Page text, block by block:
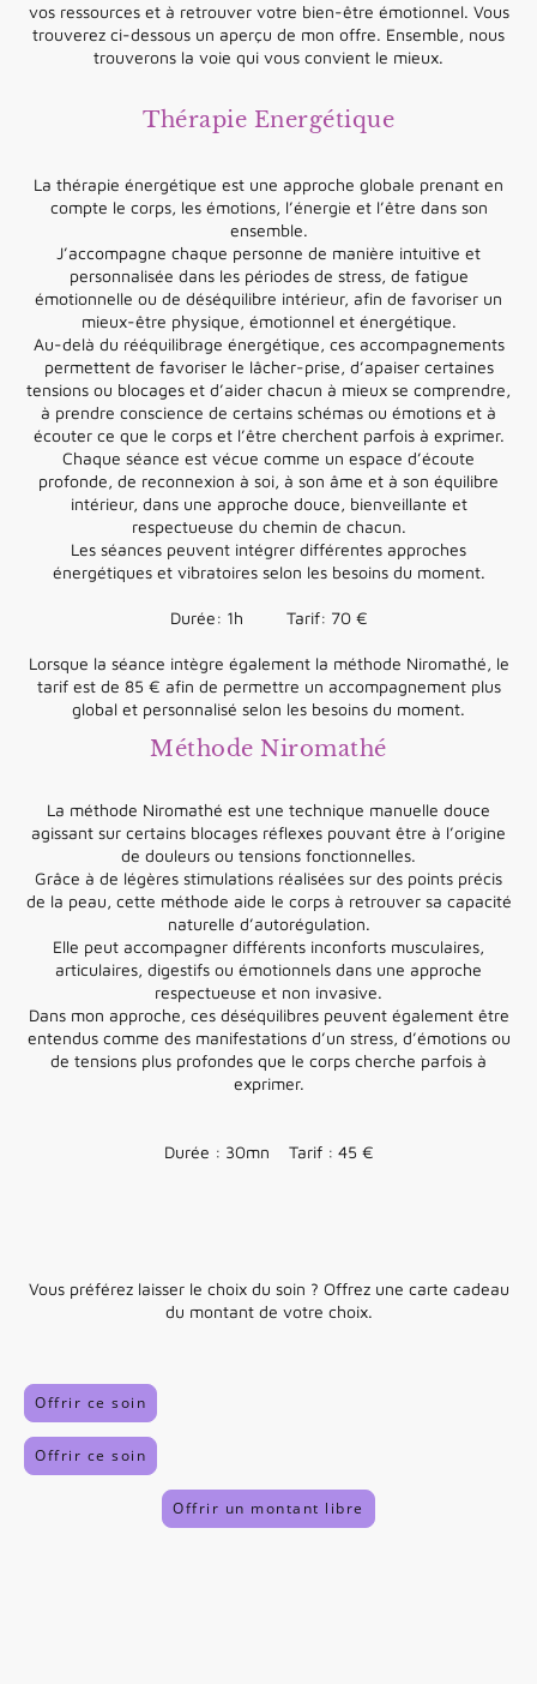
vos ressources et à retrouver votre bien-être émotionnel. Vous
trouverez ci-dessous un aperçu de mon offre. Ensemble, nous
trouverons la voie qui vous convient le mieux.
Thérapie Energétique
La thérapie énergétique est une approche globale prenant en
compte le corps, les émotions, l’énergie et l’être dans son
ensemble.
J’accompagne chaque personne de manière intuitive et
personnalisée dans les périodes de stress, de fatigue
émotionnelle ou de déséquilibre intérieur, afin de favoriser un
mieux-être physique, émotionnel et énergétique.
Au-delà du rééquilibrage énergétique, ces accompagnements
permettent de favoriser le lâcher-prise, d’apaiser certaines
tensions ou blocages et d’aider chacun à mieux se comprendre,
à prendre conscience de certains schémas ou émotions et à
écouter ce que le corps et l’être cherchent parfois à exprimer.
Chaque séance est vécue comme un espace d’écoute
profonde, de reconnexion à soi, à son âme et à son équilibre
intérieur, dans une approche douce, bienveillante et
respectueuse du chemin de chacun.
Les séances peuvent intégrer différentes approches
énergétiques et vibratoires selon les besoins du moment.
Durée: 1h Tarif: 70 €
Lorsque la séance intègre également la méthode Niromathé, le
tarif est de 85 € afin de permettre un accompagnement plus
global et personnalisé selon les besoins du moment.
Méthode Niromathé
La méthode Niromathé est une technique manuelle douce
agissant sur certains blocages réflexes pouvant être à l’origine
de douleurs ou tensions fonctionnelles.
Grâce à de légères stimulations réalisées sur des points précis
de la peau, cette méthode aide le corps à retrouver sa capacité
naturelle d’autorégulation.
Elle peut accompagner différents inconforts musculaires,
articulaires, digestifs ou émotionnels dans une approche
respectueuse et non invasive.
Dans mon approche, ces déséquilibres peuvent également être
entendus comme des manifestations d’un stress, d’émotions ou
de tensions plus profondes que le corps cherche parfois à
exprimer.
Durée : 30mn Tarif : 45 €
Vous préférez laisser le choix du soin ? Offrez une carte cadeau
du montant de votre choix.
Offrir ce soin
Offrir ce soin
Offrir un montant libre